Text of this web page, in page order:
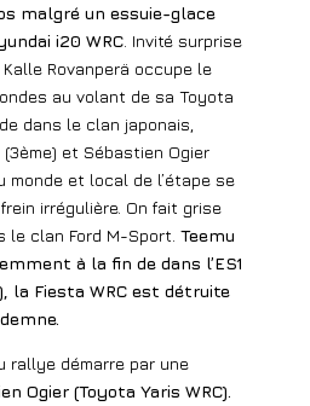
malgré un essuie-glace
i20 WRC. Invité surprise
Rovanperä occupe le
au volant de sa Toyota
dans le clan japonais,
et Sébastien Ogier
monde et local de l’étape se
irrégulière. On fait grise
le clan Ford M-Sport. Teemu
à la fin de dans l’ES1
la Fiesta WRC est détruite
rallye démarre par une
Ogier (Toyota Yaris WRC).